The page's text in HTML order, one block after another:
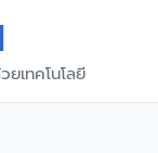
เทคโนโลยี